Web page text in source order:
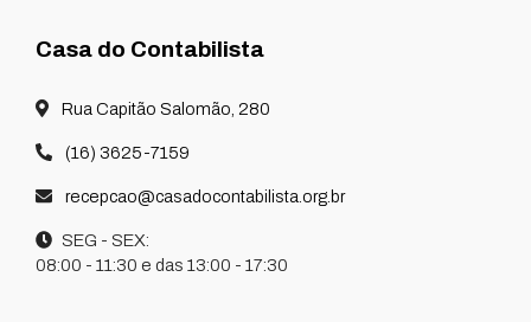
Casa do Contabilista
Rua Capitão Salomão, 280
(16) 3625-7159
recepcao@casadocontabilista.org.br
SEG - SEX:
08:00 - 11:30 e das 13:00 - 17:30